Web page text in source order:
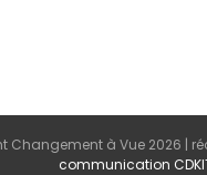
Changement à Vue 2026 |
communication